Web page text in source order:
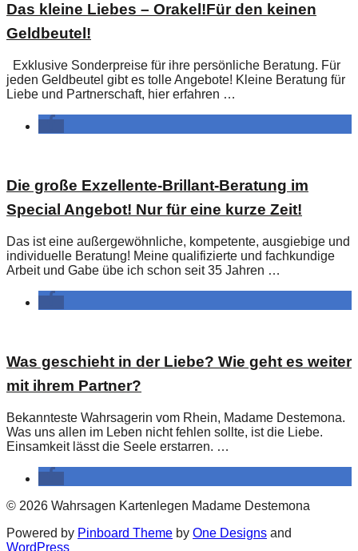
Das kleine Liebes – Orakel!Für den keinen
Geldbeutel!
Exklusive Sonderpreise für ihre persönliche Beratung. Für
jeden Geldbeutel gibt es tolle Angebote! Kleine Beratung für
Liebe und Partnerschaft, hier erfahren …
Die große Exzellente-Brillant-Beratung im
Special Angebot! Nur für eine kurze Zeit!
Das ist eine außergewöhnliche, kompetente, ausgiebige und
individuelle Beratung! Meine qualifizierte und fachkundige
Arbeit und Gabe übe ich schon seit 35 Jahren …
Was geschieht in der Liebe? Wie geht es weiter
mit ihrem Partner?
Bekannteste Wahrsagerin vom Rhein, Madame Destemona.
Was uns allen im Leben nicht fehlen sollte, ist die Liebe.
Einsamkeit lässt die Seele erstarren. …
© 2026 Wahrsagen Kartenlegen Madame Destemona
Powered by Pinboard Theme by One Designs and
WordPress